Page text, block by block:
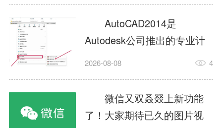
入AutoCAD2014的操作界
面，如图所示：2.在该界面内
找到矩形选项，如图所示：3.
点击矩...
办的解决方法，有需要的小
伙伴可以来了解了解哦。1.打
开控制面板，选择
AutodeskAutoCAD2014。2.
等AutodeskAutoCAD2014的
安装程序加载完毕。3.选择添
加/...
AutoCAD2014是
Autodesk公司推出的专业计
算机辅助设计（CAD）软
子、建筑、服装等多个工程
与设计领域。作为行业标准
工具之一，它提供了强大的
2026-08-08 4
微信又双叒叕上新功能
了！大家期待已久的图片视